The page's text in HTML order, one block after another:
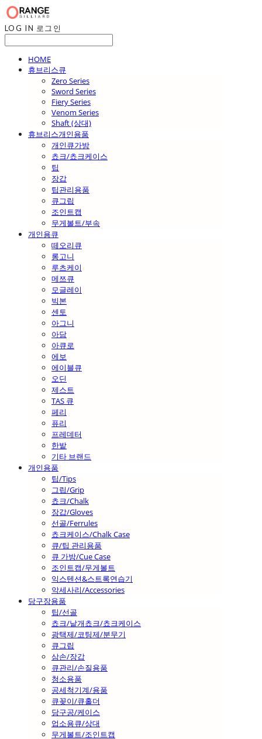
LOG IN 로그인
HOME
휴브리스큐
Zero Series
Sword Series
Fiery Series
Venom Series
Shaft (상대)
휴브리스개인용품
개인큐가방
쵸크/쵸크케이스
팁
장갑
팁관리용품
큐그립
조인트캡
무게볼트/부속
개인용큐
떼오리큐
롱고니
루츠케이
메쯔큐
모글레이
빅본
센토
아그니
아담
아큐로
에보
에이블큐
오딘
제스트
TAS 큐
페리
퓨리
프레데터
한밭
기타 브랜드
개인용품
팁/Tips
그립/Grip
쵸크/Chalk
장갑/Gloves
선골/Ferrules
쵸크케이스/Chalk Case
큐/팁 관리용품
큐 가방/Cue Case
조인트캡/무게볼트
익스텐션&스트록연습기
악세사리/Accessories
당구장용품
팁/선골
쵸크/낱개쵸크/쵸크케이스
광택제/코팅제/분무기
큐그립
삼손/장갑
큐관리/손질용품
청소용품
공세척기계/용품
큐꽂이/큐홀더
당구공/케이스
업소용큐/상대
무게볼트/조인트캡